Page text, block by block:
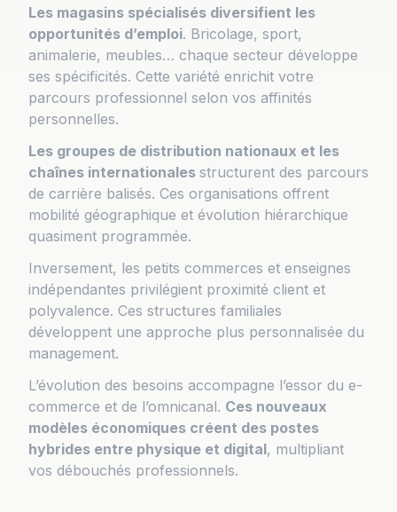
Les magasins spécialisés diversifient les
opportunités d’emploi. Bricolage, sport,
animalerie, meubles… chaque secteur développe
ses spécificités. Cette variété enrichit votre
parcours professionnel selon vos affinités
personnelles.
Les groupes de distribution nationaux et les
chaînes internationales structurent des parcours
de carrière balisés. Ces organisations offrent
mobilité géographique et évolution hiérarchique
quasiment programmée.
Inversement, les petits commerces et enseignes
indépendantes privilégient proximité client et
polyvalence. Ces structures familiales
développent une approche plus personnalisée du
management.
L’évolution des besoins accompagne l’essor du e-
commerce et de l’omnicanal. Ces nouveaux
modèles économiques créent des postes
hybrides entre physique et digital, multipliant
vos débouchés professionnels.